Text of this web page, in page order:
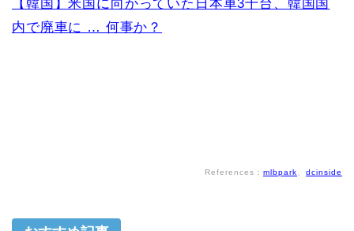
【韓国】米国に向かっていた日本車3千台、韓国国
内で廃車に … 何事か？
References： mlbpark、 dcinside